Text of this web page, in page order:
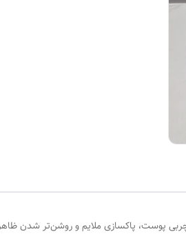
چربی پوست، پاکسازی ملایم و روشن‌تر شدن